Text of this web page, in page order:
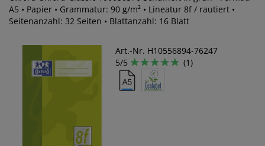
A5 • Papier • Grammatur: 90 g/m² • Lineatur 8f / rautiert •
Seitenanzahl: 32 Seiten • Blattanzahl: 16 Blatt
Art.-Nr. H10556894-76247
5/5
(1)